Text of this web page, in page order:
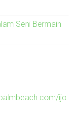
Seni Bermain
ijo